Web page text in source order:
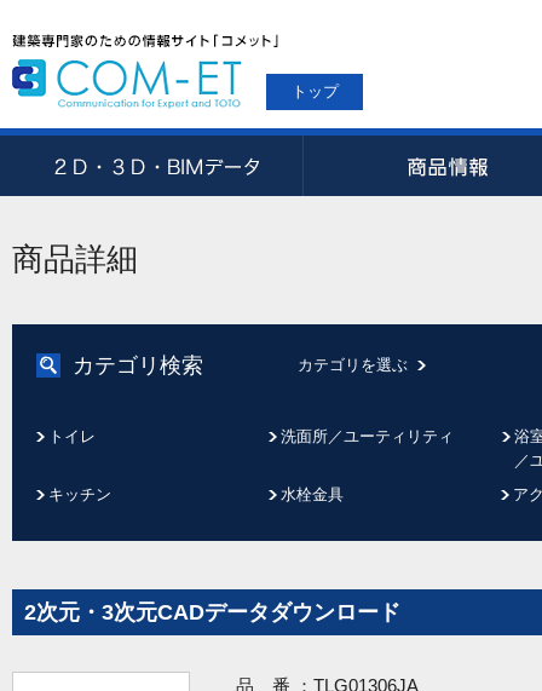
トップ
商品詳細
カテゴリ検索 カテゴリを選ぶ
トイレ 洗面所／ユーティリティ
浴
／
キッチン
水栓金具 ア
2次元・3次元CADデータダウンロード
品 番 ： TLG01306JA